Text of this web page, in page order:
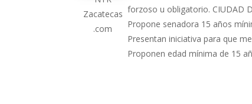
Zacatecas
.com
forzoso u obligatorio. CIUDAD
Propone senadora 15 años
Presentan iniciativa para que
Proponen edad mínima de 15